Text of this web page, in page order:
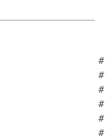
# 主
#
#
#
#